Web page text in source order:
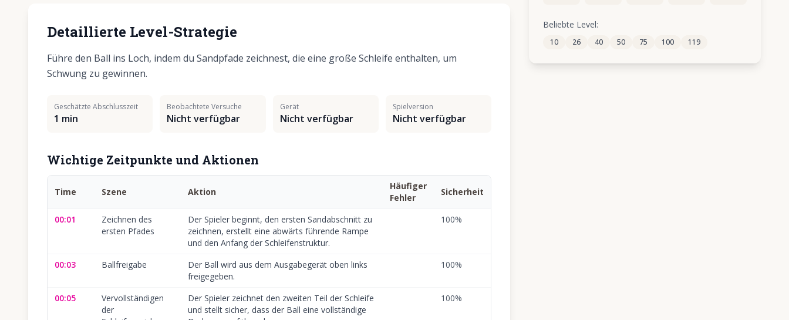
Detaillierte Level-Strategie
Führe den Ball ins Loch, indem du Sandpfade zeichnest, die eine große Schleife enthalten, um
Schwung zu gewinnen.
Geschätzte Abschlusszeit
1 min
Beobachtete Versuche
Nicht verfügbar
Gerät
Nicht verfügbar
Spielversion
Nicht verfügbar
Wichtige Zeitpunkte und Aktionen
Time Szene Aktion
Häufiger
Fehler
Sicherheit
00:01
Zeichnen des
ersten Pfades
Der Spieler beginnt, den ersten Sandabschnitt zu
zeichnen, erstellt eine abwärts führende Rampe
und den Anfang der Schleifenstruktur.
100%
00:03 Ballfreigabe
Der Ball wird aus dem Ausgabegerät oben links
freigegeben.
100%
00:05
Vervollständigen
der
Der Spieler zeichnet den zweiten Teil der Schleife
und stellt sicher, dass der Ball eine vollständige
100%
179
184 185 186 187
Beliebte Level:
10 26 40 50 75 100 119